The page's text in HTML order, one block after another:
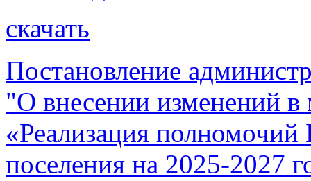
скачать
Постановление
"О внесении изменений
«Реализация полномочий
поселения на 2025-2027